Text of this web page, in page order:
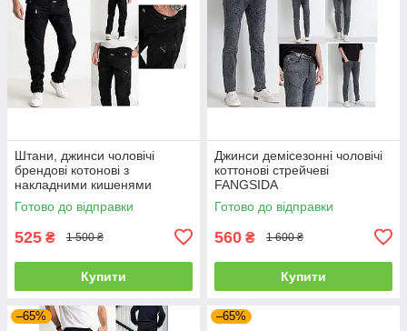
Штани, джинси чоловічі
брендові котонові з
накладними кишенями
"карго" MIGACH, Туреччина
Готово до відправки
525 ₴ 1 500 ₴
Купити
Джинси демісезонні чоловічі
коттонові стрейчеві
FANGSIDA
Готово до відправки
560 ₴ 1 600 ₴
Купити
–65% –65%